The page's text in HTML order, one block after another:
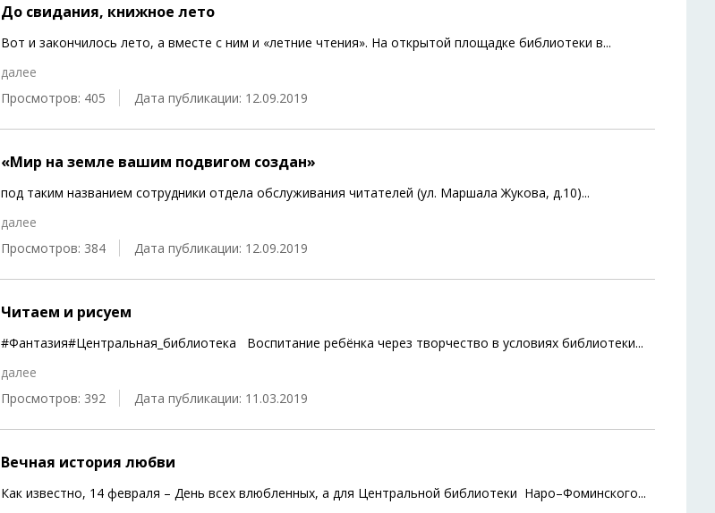
До свидания, книжное лето
Вот и закончилось лето, а вместе с ним и «летние чтения». На открытой площадке библиотеки в...
далее
Просмотров: 405
Дата публикации: 12.09.2019
«Мир на земле вашим подвигом создан»
под таким названием сотрудники отдела обслуживания читателей (ул. Маршала Жукова, д.10)...
далее
Просмотров: 384
Дата публикации: 12.09.2019
Читаем и рисуем
#Фантазия#Центральная_библиотека Воспитание ребёнка через творчество в условиях библиотеки...
далее
Просмотров: 392
Дата публикации: 11.03.2019
Вечная история любви
Как известно, 14 февраля – День всех влюбленных, а для Центральной библиотеки Наро–Фоминского...